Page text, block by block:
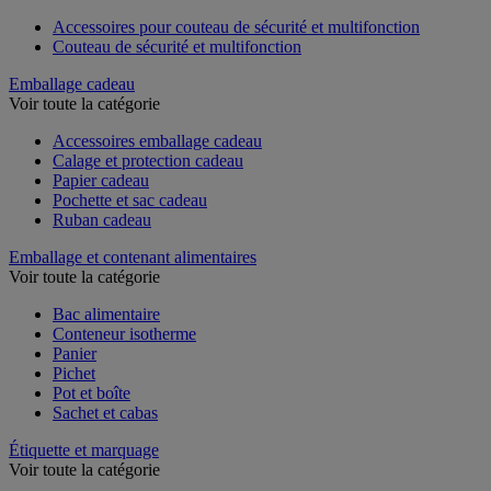
Accessoires pour couteau de sécurité et multifonction
Emballage cadeau
Accessoires emballage cadeau
Calage et protection cadeau
Papier cadeau
Pochette et sac cadeau
Emballage et contenant alimentaires
Bac alimentaire
Conteneur isotherme
Panier
Pichet
Pot et boîte
Étiquette et marquage